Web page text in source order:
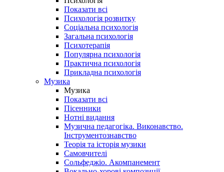
Показати всі
Психологія розвитку
Соціальна психологія
Загальна психологія
Психотерапія
Популярна психологія
Практична психологія
Прикладна психологія
Музика
Музика
Показати всі
Пісенники
Нотні видання
Музична педагогіка. Виконавство.
Інструментознавство
Теорія та історія музики
Самовчителі
Сольфеджіо. Акомпанемент